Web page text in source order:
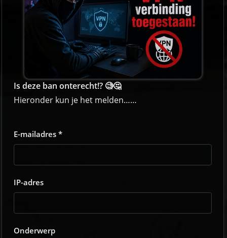
Is deze ban onterecht!? 🧐🤔
Hieronder kun je het melden……
E-mailadres *
IP-adres
Onderwerp